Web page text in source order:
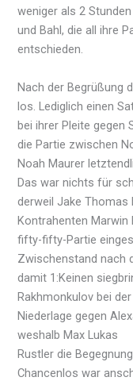
weniger als 2
und Bahl, die all ihre
entschieden.
Nach der Begrüßung
los. Lediglich einen
bei ihrer Pleite gegen
die Partie zwischen
Noah Maurer
Das war nichts für
derweil Jake Thomas
Kontrahenten Marwin
fifty-fifty-Partie
Zwischenstand nach
damit 1:Keinen
Rakhmonkulov bei
Niederlage gegen
weshalb Max Lukas
Rustler die
Chancenlos war